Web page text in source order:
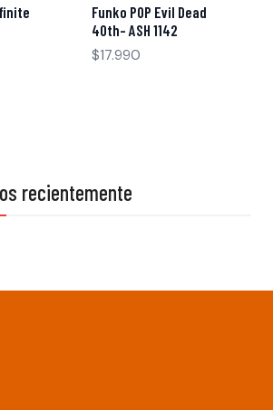
Funko POP Evil Dead
40th- ASH 1142
$17.990
recientemente